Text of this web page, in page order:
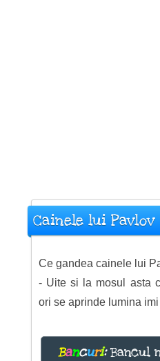
Cainele lui Pavlov
Ce gandea cainele lui
- Uite si la mosul asta
ori se aprinde lumina
Bancuri:Bancul